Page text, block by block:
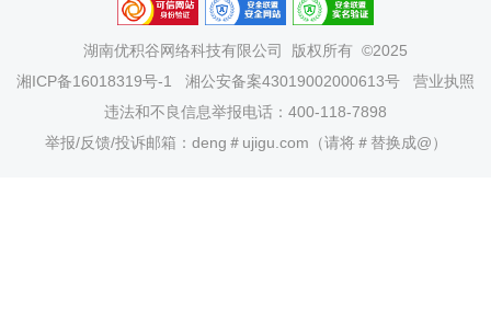
湖南优积谷网络科技有限公司
版权所有 ©2025
湘ICP备16018319号-1
湘公安备案43019002000613号
营业执照
违法和不良信息举报电话：400-118-7898
举报/反馈/投诉邮箱：deng＃ujigu.com（请将＃替换成@）